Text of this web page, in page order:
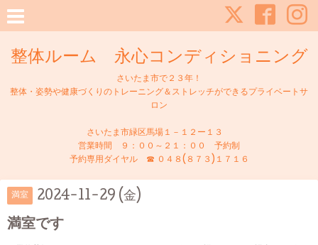
整体ルーム 永心コンディショニング
さいたま市で２３年！
整体・姿勢や健康づくりのトレーニング＆ストレッチができるプライベートサ
ロン
さいたま市緑区馬場１－１２ー１３
営業時間 ９：００～２１：００ 予約制
予約専用ダイヤル ☎ ０４８(８７３)１７１６
満室 2024-11-29 (金)
満室です